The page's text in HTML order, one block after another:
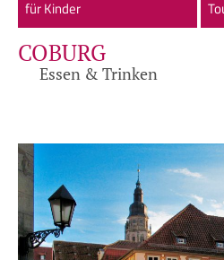
für Kinder
COBURG
Essen & Trinken